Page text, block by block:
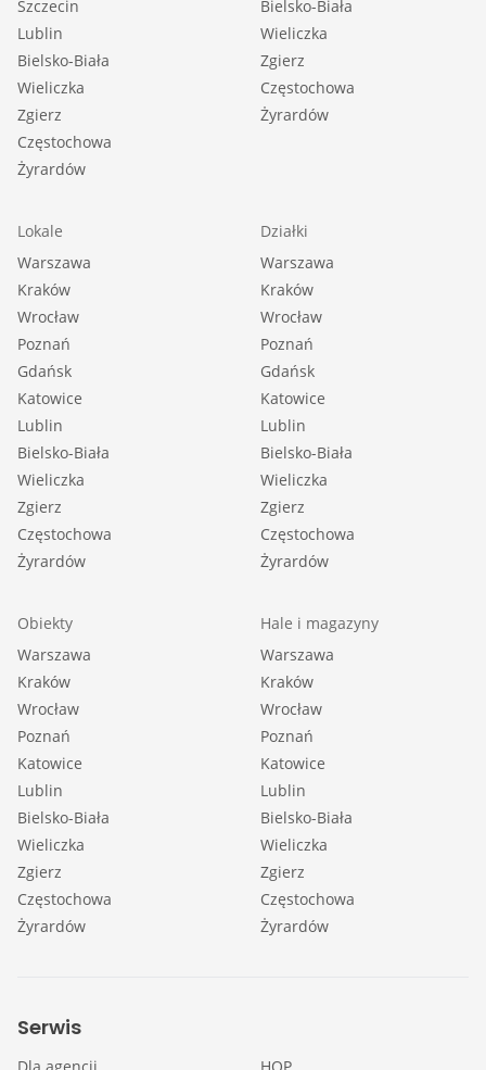
Szczecin
Lublin
Bielsko-Biała
Wieliczka
Zgierz
Częstochowa
Żyrardów
Bielsko-Biała
Wieliczka
Zgierz
Częstochowa
Żyrardów
Lokale
Warszawa
Kraków
Wrocław
Poznań
Gdańsk
Katowice
Lublin
Bielsko-Biała
Wieliczka
Zgierz
Częstochowa
Żyrardów
Działki
Warszawa
Kraków
Wrocław
Poznań
Gdańsk
Katowice
Lublin
Bielsko-Biała
Wieliczka
Zgierz
Częstochowa
Żyrardów
Obiekty
Warszawa
Kraków
Wrocław
Poznań
Katowice
Lublin
Bielsko-Biała
Wieliczka
Zgierz
Częstochowa
Żyrardów
Hale i magazyny
Warszawa
Kraków
Wrocław
Poznań
Katowice
Lublin
Bielsko-Biała
Wieliczka
Zgierz
Częstochowa
Żyrardów
Serwis